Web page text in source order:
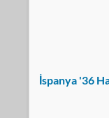
İspanya '36